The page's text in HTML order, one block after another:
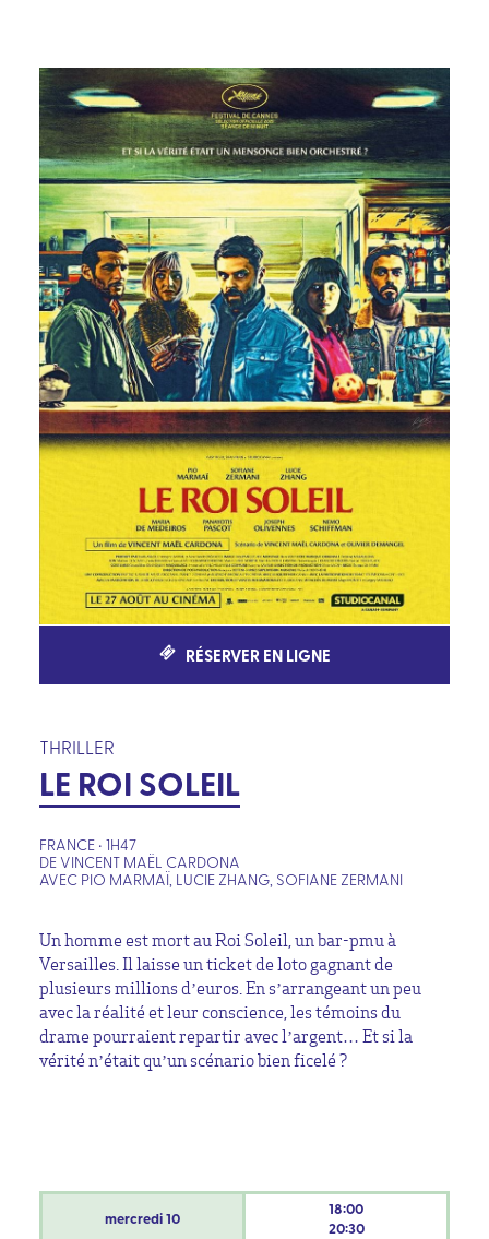
RÉSERVER EN LIGNE
THRILLER
LE ROI SOLEIL
FRANCE • 1H47
DE VINCENT MAËL CARDONA
AVEC PIO MARMAÏ, LUCIE ZHANG, SOFIANE ZERMANI
Un homme est mort au Roi Soleil, un bar-pmu à
Versailles. Il laisse un ticket de loto gagnant de
plusieurs millions d’euros. En s’arrangeant un peu
avec la réalité et leur conscience, les témoins du
drame pourraient repartir avec l’argent… Et si la
vérité n’était qu’un scénario bien ficelé ?
mercredi10
18:00
20:30